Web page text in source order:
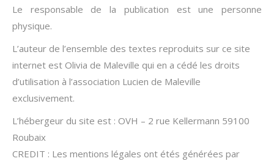
Le responsable de la publication est une personne
physique.
L’auteur de l’ensemble des textes reproduits sur ce site
internet est Olivia de Maleville qui en a cédé les droits
d’utilisation à l’association Lucien de Maleville
exclusivement.
L’hébergeur du site est : OVH – 2 rue Kellermann 59100
Roubaix
CREDIT : Les mentions légales ont étés générées par